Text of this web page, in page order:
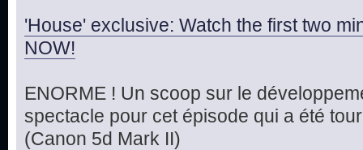
'House' exclusive: Watch the first two
NOW!
ENORME ! Un scoop sur le
spectacle pour cet épisode qui a été
(Canon 5d Mark II)